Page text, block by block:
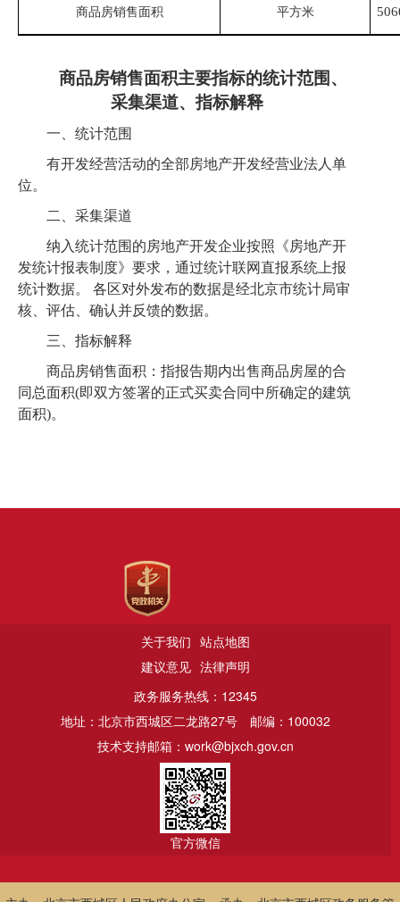
商品房销售面积 平方米
商品房销售面积主要指标的统计范围、
采集渠道、指标解释
一、统计范围
有开发经营活动的全部房地产开发经营业法人单
位。
二、采集渠道
纳入统计范围的房地产开发企业按照《房地产开
发统计报表制度》要求，通过统计联网直报系统上报
统计数据。
各区对外发布的数据是经北京市统计局审
核、评估、确认并反馈的数据。
三、指标解释
商品房销售面积：指报告期内出售商品房屋的合
同总面积(即双方签署的正式买卖合同中所确定的建筑
面积)。
关于我们 站点地图
建议意见 法律声明
政务服务热线：12345
地址：北京市西城区二龙路27号
邮编：100032
技术支持邮箱：work@bjxch.gov.cn
官方微信